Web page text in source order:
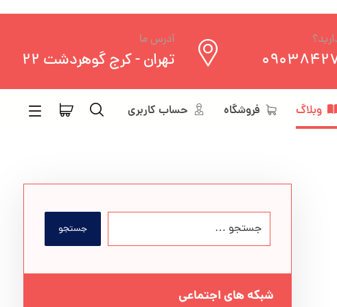
آدرس ما
تهران - کرج گوهردشت 22
وبلاگ فروشگاه حساب کاربری
جستجو
شبکه های اجتماعی